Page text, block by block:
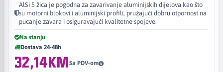
AlSi 5 žica je pogodna za zavarivanje aluminijskih dijelova kao što
su motorni blokovi i aluminijski profili, pružajući dobru otpornost na
pucanje zavara i osiguravajući kvalitetne spojeve.
Na stanju
Dostava 24-48h
32,14KMSa PDV-om